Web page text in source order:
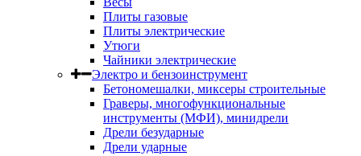
Плиты газовые
Плиты электрические
Утюги
Чайники электрические
Электро и бензоинструмент
Бетономешалки, миксеры строительные
Граверы, многофункциональные
инструменты (МФИ), минидрели
Дрели безударные
Дрели ударные